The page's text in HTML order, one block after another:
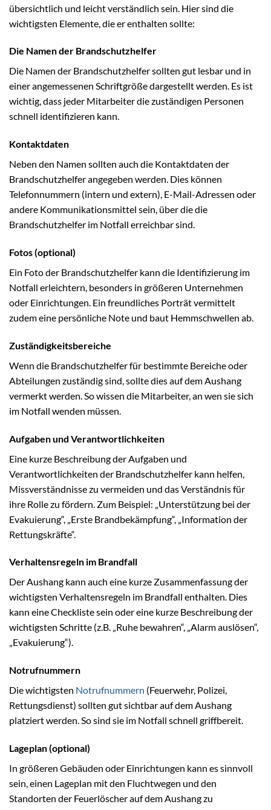
übersichtlich und leicht verständlich sein. Hier sind die
wichtigsten Elemente, die er enthalten sollte:
Die Namen der Brandschutzhelfer
Die Namen der Brandschutzhelfer sollten gut lesbar und in
einer angemessenen Schriftgröße dargestellt werden. Es ist
wichtig, dass jeder Mitarbeiter die zuständigen Personen
schnell identifizieren kann.
Kontaktdaten
Neben den Namen sollten auch die Kontaktdaten der
Brandschutzhelfer angegeben werden. Dies können
Telefonnummern (intern und extern), E-Mail-Adressen oder
andere Kommunikationsmittel sein, über die die
Brandschutzhelfer im Notfall erreichbar sind.
Fotos (optional)
Ein Foto der Brandschutzhelfer kann die Identifizierung im
Notfall erleichtern, besonders in größeren Unternehmen
oder Einrichtungen. Ein freundliches Porträt vermittelt
zudem eine persönliche Note und baut Hemmschwellen ab.
Zuständigkeitsbereiche
Wenn die Brandschutzhelfer für bestimmte Bereiche oder
Abteilungen zuständig sind, sollte dies auf dem Aushang
vermerkt werden. So wissen die Mitarbeiter, an wen sie sich
im Notfall wenden müssen.
Aufgaben und Verantwortlichkeiten
Eine kurze Beschreibung der Aufgaben und
Verantwortlichkeiten der Brandschutzhelfer kann helfen,
Missverständnisse zu vermeiden und das Verständnis für
ihre Rolle zu fördern. Zum Beispiel: „Unterstützung bei der
Evakuierung“, „Erste Brandbekämpfung“, „Information der
Rettungskräfte“.
Verhaltensregeln im Brandfall
Der Aushang kann auch eine kurze Zusammenfassung der
wichtigsten Verhaltensregeln im Brandfall enthalten. Dies
kann eine Checkliste sein oder eine kurze Beschreibung der
wichtigsten Schritte (z.B. „Ruhe bewahren“, „Alarm auslösen“,
„Evakuierung“).
Notrufnummern
Die wichtigsten Notrufnummern (Feuerwehr, Polizei,
Rettungsdienst) sollten gut sichtbar auf dem Aushang
platziert werden. So sind sie im Notfall schnell griffbereit.
Lageplan (optional)
In größeren Gebäuden oder Einrichtungen kann es sinnvoll
sein, einen Lageplan mit den Fluchtwegen und den
Standorten der Feuerlöscher auf dem Aushang zu